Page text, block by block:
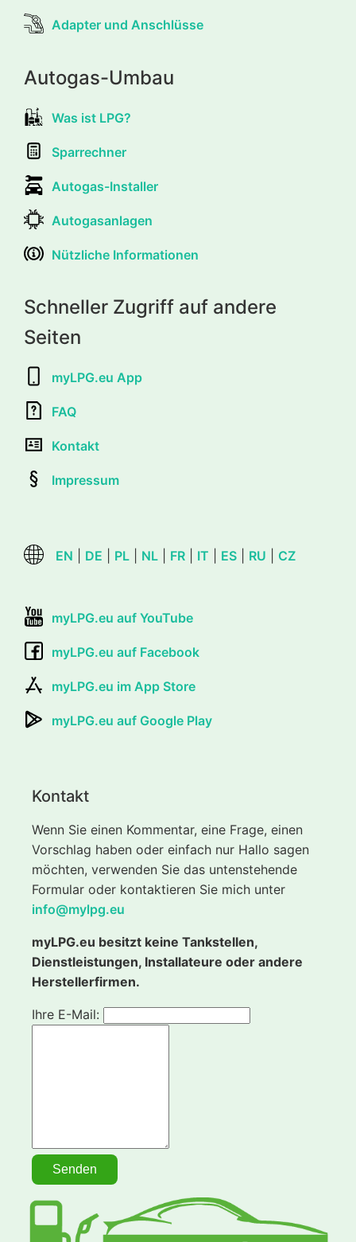
Adapter und Anschlüsse
Autogas-Umbau
Was ist LPG?
Sparrechner
Autogas-Installer
Autogasanlagen
Nützliche Informationen
Schneller Zugriff auf andere
Seiten
myLPG.eu App
FAQ
Kontakt
Impressum
EN DE PL NL FR IT ES RU CZ
myLPG.eu auf YouTube
myLPG.eu auf Facebook
myLPG.eu im App Store
myLPG.eu auf Google Play
Kontakt
Wenn Sie einen Kommentar, eine Frage, einen
Vorschlag haben oder einfach nur Hallo sagen
möchten, verwenden Sie das untenstehende
Formular oder kontaktieren Sie mich unter
info@mylpg.eu
myLPG.eu besitzt keine Tankstellen,
Dienstleistungen, Installateure oder andere
Herstellerfirmen.
Ihre E-Mail: